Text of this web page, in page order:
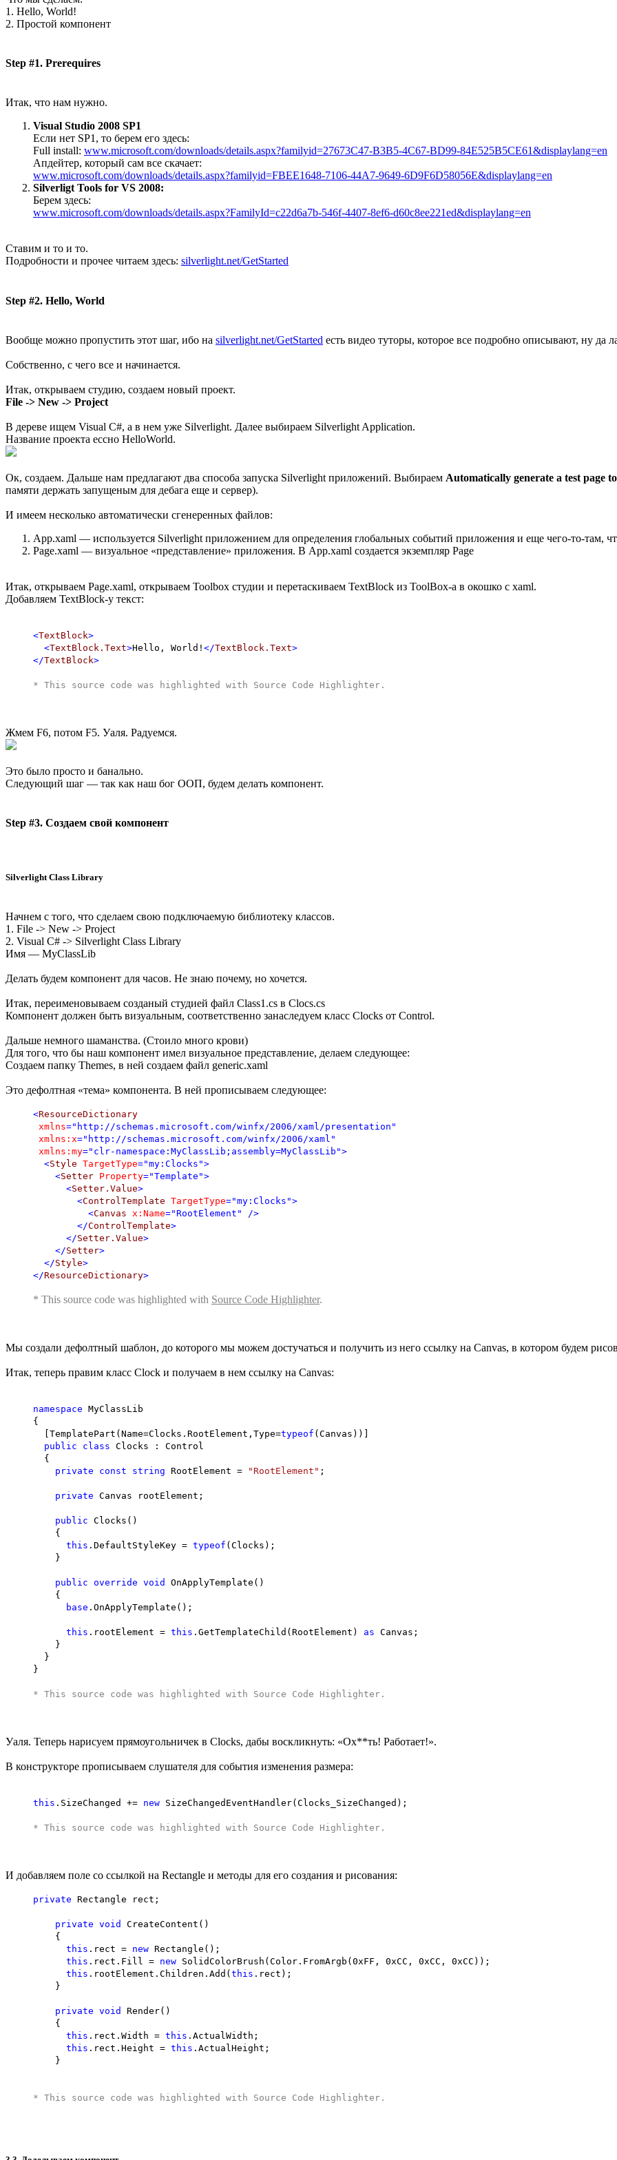
1. Hello, World!
2. Простой компонент
Step #1. Prerequires
Итак, что нам нужно.
Visual Studio 2008 SP1
Если нет SP1, то берем его здесь:
Full install: www.microsoft.com/downloads/details.aspx?familyid=27673C47-B3B5-4C67-BD99-84E525B5CE61&displaylang=en
Апдейтер, который сам все скачает:
www.microsoft.com/downloads/details.aspx?familyid=FBEE1648-7106-44A7-9649-6D9F6D58056E&displaylang=en
Silverligt Tools for VS 2008:
Берем здесь:
www.microsoft.com/downloads/details.aspx?FamilyId=c22d6a7b-546f-4407-8ef6-d60c8ee221ed&displaylang=en
Ставим и то и то.
Подробности и прочее читаем здесь: silverlight.net/GetStarted
Step #2. Hello, World
Вообще можно пропустить этот шаг, ибо на silverlight.net/GetStarted есть видео туторы, которое все подробно описывают, ну да
Собственно, с чего все и начинается.
Итак, открываем студию, создаем новый проект.
File -> New -> Project
В дереве ищем Visual C#, а в нем уже Silverlight. Далее выбираем Silverlight Application.
Название проекта ессно HelloWorld.
Ок, создаем. Дальше нам предлагают два способа запуска Silverlight приложений. Выбираем Automatically generate a test page
памяти держать запущеным для дебага еще и сервер).
И имеем несколько автоматически сгенеренных файлов:
App.xaml — используется Silverlight приложением для определения глобальных событий приложения и еще чего-то-там,
Page.xaml — визуальное «представление» приложения. В App.xaml создается экземпляр Page
Итак, открываем Page.xaml, открываем Toolbox студии и перетаскиваем TextBlock из ToolBox-а в окошко с xaml.
Добавляем TextBlock-у текст:
<TextBlock>
<TextBlock.Text>Hello, World! </TextBlock.Text>
</TextBlock>
* This source code was highlighted with Source Code Highlighter .
Жмем F6, потом F5. Уаля. Радуемся.
Это было просто и банально.
Следующий шаг — так как наш бог ООП, будем делать компонент.
Step #3. Создаем свой компонент
Silverlight Class Library
Начнем с того, что сделаем свою подключаемую библиотеку классов.
1. File -> New -> Project
2. Visual C# -> Silverlight Class Library
Имя — MyClassLib
Делать будем компонент для часов. Не знаю почему, но хочется.
Итак, переименовываем созданый студией файл Class1.cs в Clocs.cs
Компонент должен быть визуальным, соответственно занаследуем класс Clocks от Control.
Дальше немного шаманства. (Стоило много крови)
Для того, что бы наш компонент имел визуальное представление, делаем следующее:
Создаем папку Themes, в ней создаем файл generic.xaml
Это дефолтная «тема» компонента. В ней прописываем следующее:
<ResourceDictionary
xmlns="http://schemas.microsoft.com/winfx/2006/xaml/presentation"
xmlns:x="http://schemas.microsoft.com/winfx/2006/xaml"
xmlns:my="clr-namespace:MyClassLib;assembly=MyClassLib">
<Style TargetType="my:Clocks">
<Setter Property="Template">
<Setter.Value>
<ControlTemplate TargetType="my:Clocks">
<Canvas x:Name="RootElement"
/>
</ControlTemplate>
</Setter.Value>
</Setter>
</Style>
</ResourceDictionary>
* This source code was highlighted with Source Code Highlighter.
Мы создали дефолтный шаблон, до которого мы можем достучаться и получить из него ссылку на Canvas, в котором будем
Итак, теперь правим класс Clock и получаем в нем ссылку на Canvas:
namespace MyClassLib
{
[TemplatePart(Name=Clocks.RootElement,Type=typeof (Canvas))]
public
class Clocks : Control
{
private
const string RootElement = "RootElement" ;
private Canvas rootElement;
public Clocks()
{
this .DefaultStyleKey = typeof (Clocks);
}
public override void
OnApplyTemplate()
{
base .OnApplyTemplate();
this .rootElement = this .GetTemplateChild(RootElement) as Canvas;
}
}
}
* This source code was highlighted with Source Code Highlighter .
Уаля. Теперь нарисуем прямоугольничек в Clocks, дабы воскликнуть: «Ох**ть! Работает!».
В конструкторе прописываем слушателя для события изменения размера:
this .SizeChanged += new SizeChangedEventHandler(Clocks_SizeChanged);
* This source code was highlighted with Source Code Highlighter .
И добавляем поле со ссылкой на Rectangle и методы для его создания и рисования:
private Rectangle rect;
private void
CreateContent()
{
this .rect = new Rectangle();
this .rect.Fill = new SolidColorBrush(Color.FromArgb(0xFF, 0xCC, 0xCC, 0xCC));
this .rootElement.Children.Add( this .rect);
}
private void
Render()
{
this .rect.Width = this .ActualWidth;
this .rect.Height = this .ActualHeight;
}
* This source code was highlighted with Source Code Highlighter .